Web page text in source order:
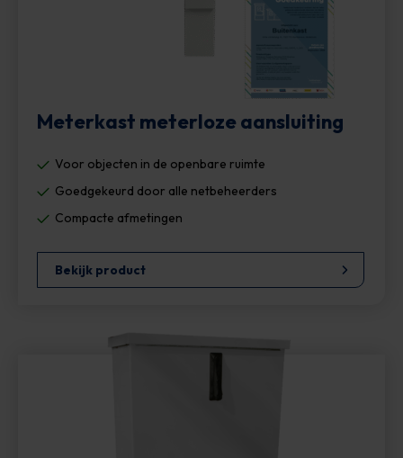
Meterkast meterloze aansluiting
Voor objecten in de openbare ruimte
Goedgekeurd door alle netbeheerders
Compacte afmetingen
Bekijk product